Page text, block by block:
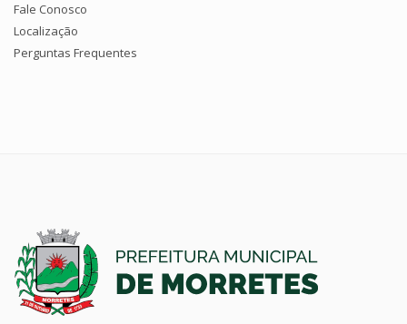
Fale Conosco
Localização
Perguntas Frequentes